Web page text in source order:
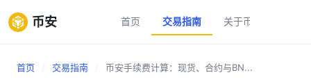
币安 首页 交易指南 关于币安
首页 交易指南 币安手续费计算：现货、合约与BN...